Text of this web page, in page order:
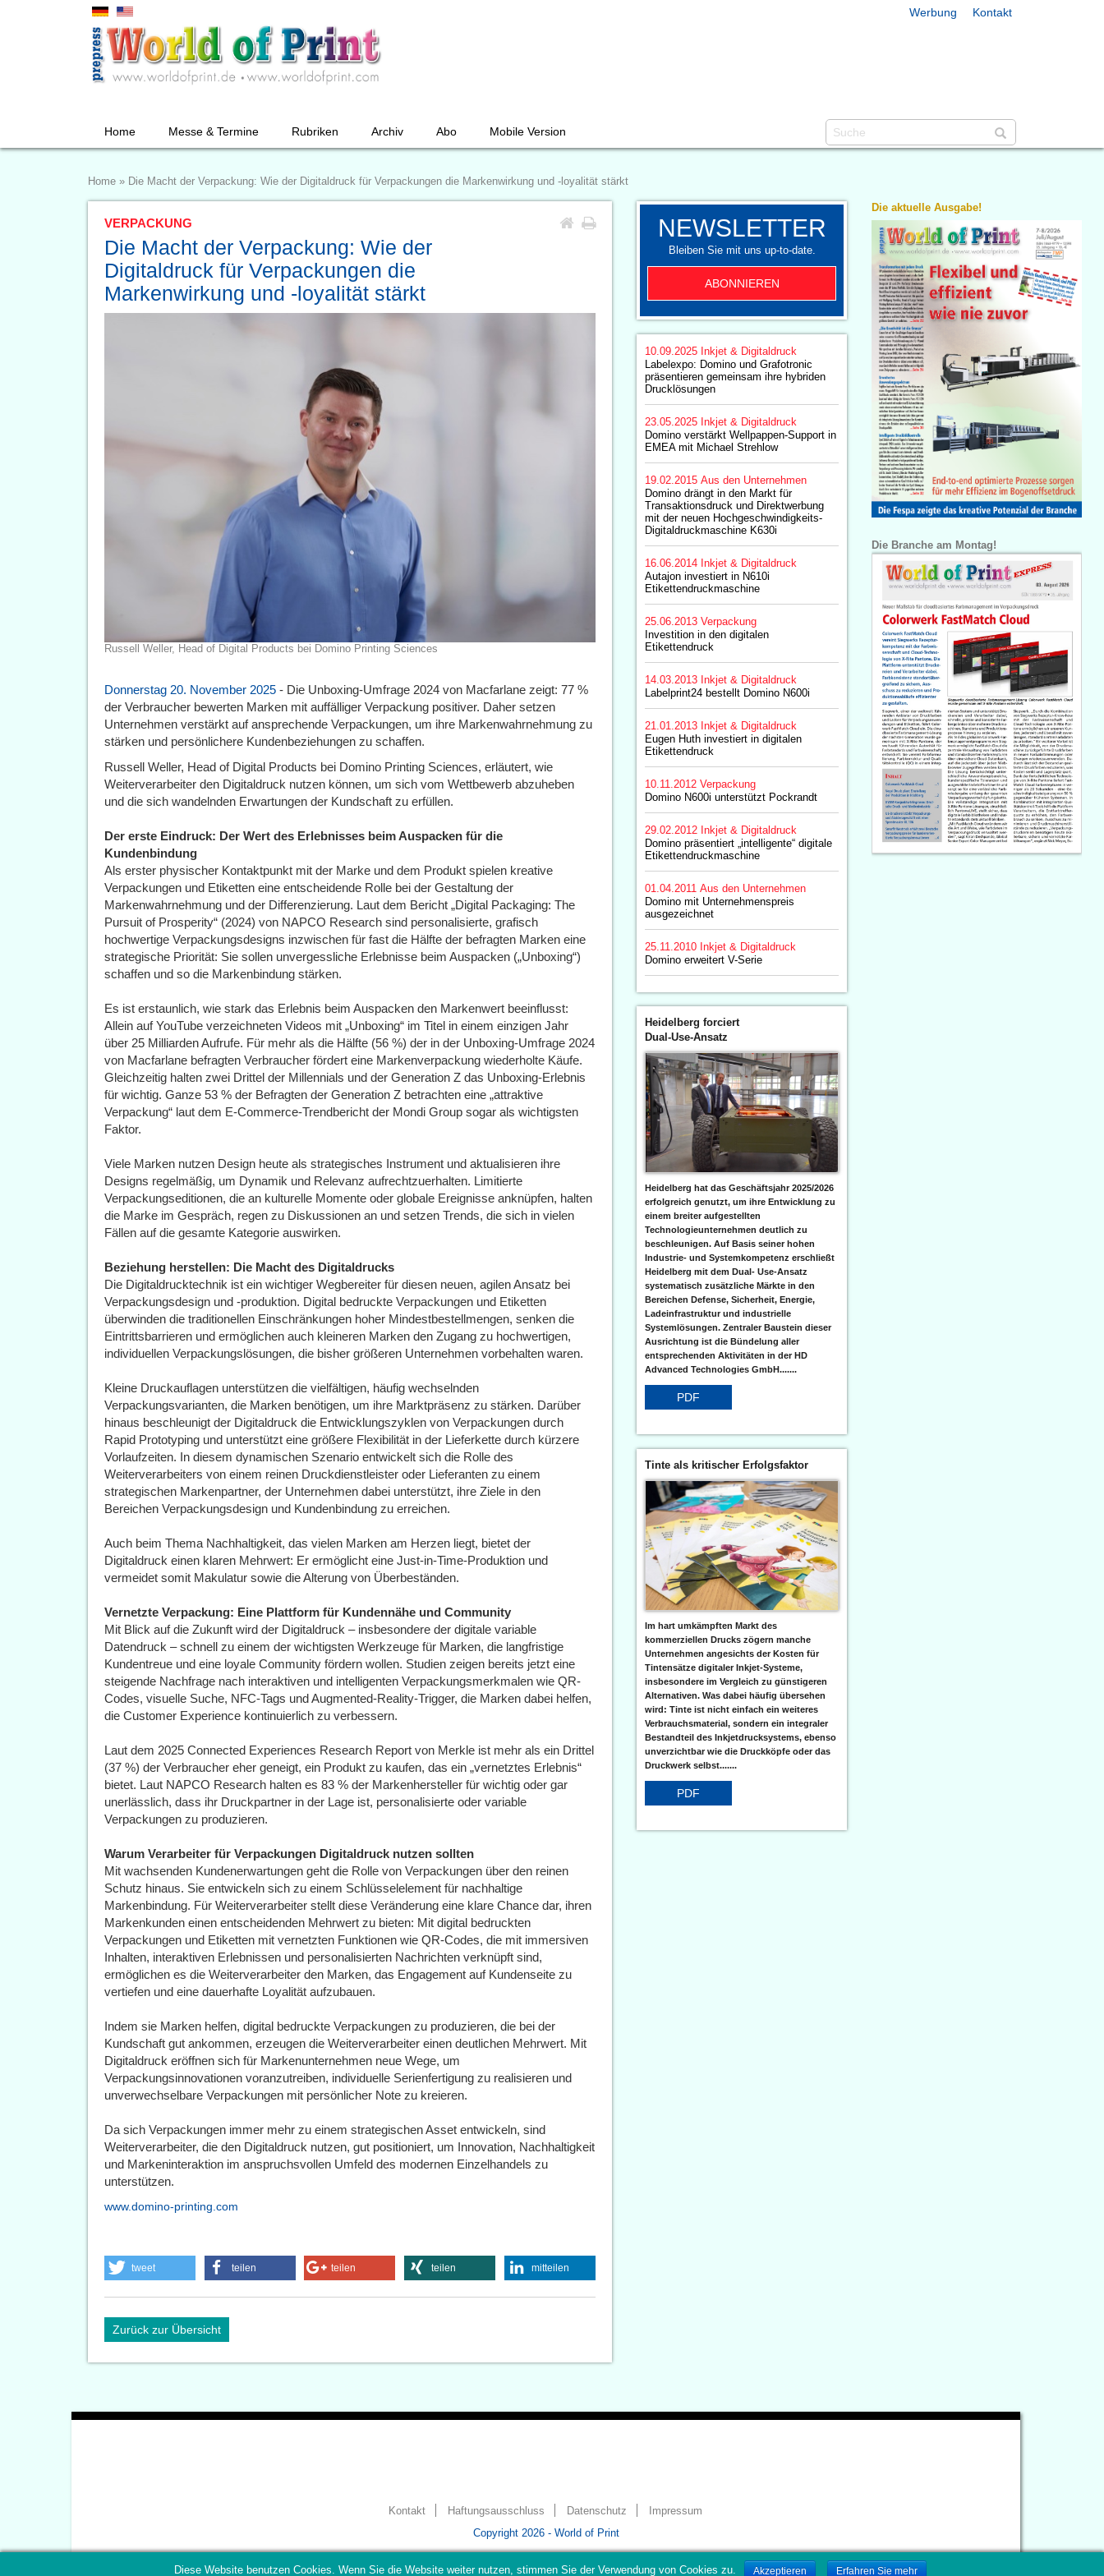
Werbung Kontakt
Home Messe & Termine Rubriken Archiv Abo Mobile Version
Home » Die Macht der Verpackung: Wie der Digitaldruck für Verpackungen die Markenwirkung und -loyalität stärkt
VERPACKUNG
Die Macht der Verpackung: Wie der
Digitaldruck für Verpackungen die
Markenwirkung und -loyalität stärkt
Russell Weller, Head of Digital Products bei Domino Printing Sciences
Donnerstag 20. November 2025 - Die Unboxing-Umfrage 2024 von Macfarlane zeigt: 77 %
der Verbraucher bewerten Marken mit auffälliger Verpackung positiver. Daher setzen
Unternehmen verstärkt auf ansprechende Verpackungen, um ihre Markenwahrnehmung zu
stärken und persönlichere Kundenbeziehungen zu schaffen.
Russell Weller, Head of Digital Products bei Domino Printing Sciences, erläutert, wie
Weiterverarbeiter den Digitaldruck nutzen können, um sich vom Wettbewerb abzuheben
und die sich wandelnden Erwartungen der Kundschaft zu erfüllen.
Der erste Eindruck: Der Wert des Erlebnisses beim Auspacken für die
Kundenbindung
Als erster physischer Kontaktpunkt mit der Marke und dem Produkt spielen kreative
Verpackungen und Etiketten eine entscheidende Rolle bei der Gestaltung der
Markenwahrnehmung und der Differenzierung. Laut dem Bericht „Digital Packaging: The
Pursuit of Prosperity“ (2024) von NAPCO Research sind personalisierte, grafisch
hochwertige Verpackungsdesigns inzwischen für fast die Hälfte der befragten Marken eine
strategische Priorität: Sie sollen unvergessliche Erlebnisse beim Auspacken („Unboxing“)
schaffen und so die Markenbindung stärken.
Es ist erstaunlich, wie stark das Erlebnis beim Auspacken den Markenwert beeinflusst:
Allein auf YouTube verzeichneten Videos mit „Unboxing“ im Titel in einem einzigen Jahr
über 25 Milliarden Aufrufe. Für mehr als die Hälfte (56 %) der in der Unboxing-Umfrage 2024
von Macfarlane befragten Verbraucher fördert eine Markenverpackung wiederholte Käufe.
Gleichzeitig halten zwei Drittel der Millennials und der Generation Z das Unboxing-Erlebnis
für wichtig. Ganze 53 % der Befragten der Generation Z betrachten eine „attraktive
Verpackung“ laut dem E-Commerce-Trendbericht der Mondi Group sogar als wichtigsten
Faktor.
Viele Marken nutzen Design heute als strategisches Instrument und aktualisieren ihre
Designs regelmäßig, um Dynamik und Relevanz aufrechtzuerhalten. Limitierte
Verpackungseditionen, die an kulturelle Momente oder globale Ereignisse anknüpfen, halten
die Marke im Gespräch, regen zu Diskussionen an und setzen Trends, die sich in vielen
Fällen auf die gesamte Kategorie auswirken.
Beziehung herstellen: Die Macht des Digitaldrucks
Die Digitaldrucktechnik ist ein wichtiger Wegbereiter für diesen neuen, agilen Ansatz bei
Verpackungsdesign und -produktion. Digital bedruckte Verpackungen und Etiketten
überwinden die traditionellen Einschränkungen hoher Mindestbestellmengen, senken die
Eintrittsbarrieren und ermöglichen auch kleineren Marken den Zugang zu hochwertigen,
individuellen Verpackungslösungen, die bisher größeren Unternehmen vorbehalten waren.
Kleine Druckauflagen unterstützen die vielfältigen, häufig wechselnden
Verpackungsvarianten, die Marken benötigen, um ihre Marktpräsenz zu stärken. Darüber
hinaus beschleunigt der Digitaldruck die Entwicklungszyklen von Verpackungen durch
Rapid Prototyping und unterstützt eine größere Flexibilität in der Lieferkette durch kürzere
Vorlaufzeiten. In diesem dynamischen Szenario entwickelt sich die Rolle des
Weiterverarbeiters von einem reinen Druckdienstleister oder Lieferanten zu einem
strategischen Markenpartner, der Unternehmen dabei unterstützt, ihre Ziele in den
Bereichen Verpackungsdesign und Kundenbindung zu erreichen.
Auch beim Thema Nachhaltigkeit, das vielen Marken am Herzen liegt, bietet der
Digitaldruck einen klaren Mehrwert: Er ermöglicht eine Just-in-Time-Produktion und
vermeidet somit Makulatur sowie die Alterung von Überbeständen.
Vernetzte Verpackung: Eine Plattform für Kundennähe und Community
Mit Blick auf die Zukunft wird der Digitaldruck – insbesondere der digitale variable
Datendruck – schnell zu einem der wichtigsten Werkzeuge für Marken, die langfristige
Kundentreue und eine loyale Community fördern wollen. Studien zeigen bereits jetzt eine
steigende Nachfrage nach interaktiven und intelligenten Verpackungsmerkmalen wie QR-
Codes, visuelle Suche, NFC-Tags und Augmented-Reality-Trigger, die Marken dabei helfen,
die Customer Experience kontinuierlich zu verbessern.
Laut dem 2025 Connected Experiences Research Report von Merkle ist mehr als ein Drittel
(37 %) der Verbraucher eher geneigt, ein Produkt zu kaufen, das ein „vernetztes Erlebnis“
bietet. Laut NAPCO Research halten es 83 % der Markenhersteller für wichtig oder gar
unerlässlich, dass ihr Druckpartner in der Lage ist, personalisierte oder variable
Verpackungen zu produzieren.
Warum Verarbeiter für Verpackungen Digitaldruck nutzen sollten
Mit wachsenden Kundenerwartungen geht die Rolle von Verpackungen über den reinen
Schutz hinaus. Sie entwickeln sich zu einem Schlüsselelement für nachhaltige
Markenbindung. Für Weiterverarbeiter stellt diese Veränderung eine klare Chance dar, ihren
Markenkunden einen entscheidenden Mehrwert zu bieten: Mit digital bedruckten
Verpackungen und Etiketten mit vernetzten Funktionen wie QR-Codes, die mit immersiven
Inhalten, interaktiven Erlebnissen und personalisierten Nachrichten verknüpft sind,
ermöglichen es die Weiterverarbeiter den Marken, das Engagement auf Kundenseite zu
vertiefen und eine dauerhafte Loyalität aufzubauen.
Indem sie Marken helfen, digital bedruckte Verpackungen zu produzieren, die bei der
Kundschaft gut ankommen, erzeugen die Weiterverarbeiter einen deutlichen Mehrwert. Mit
Digitaldruck eröffnen sich für Markenunternehmen neue Wege, um
Verpackungsinnovationen voranzutreiben, individuelle Serienfertigung zu realisieren und
unverwechselbare Verpackungen mit persönlicher Note zu kreieren.
Da sich Verpackungen immer mehr zu einem strategischen Asset entwickeln, sind
Weiterverarbeiter, die den Digitaldruck nutzen, gut positioniert, um Innovation, Nachhaltigkeit
und Markeninteraktion im anspruchsvollen Umfeld des modernen Einzelhandels zu
unterstützen.
www.domino-printing.com
tweet teilen teilen teilen mitteilen
Zurück zur Übersicht
NEWSLETTER
Bleiben Sie mit uns up-to-date.
ABONNIEREN
10.09.2025 Inkjet & Digitaldruck
Labelexpo: Domino und Grafotronic
präsentieren gemeinsam ihre hybriden
Drucklösungen
23.05.2025 Inkjet & Digitaldruck
Domino verstärkt Wellpappen-Support in
EMEA mit Michael Strehlow
19.02.2015 Aus den Unternehmen
Domino drängt in den Markt für
Transaktionsdruck und Direktwerbung
mit der neuen Hochgeschwindigkeits-
Digitaldruckmaschine K630i
16.06.2014 Inkjet & Digitaldruck
Autajon investiert in N610i
Etikettendruckmaschine
25.06.2013 Verpackung
Investition in den digitalen
Etikettendruck
14.03.2013 Inkjet & Digitaldruck
Labelprint24 bestellt Domino N600i
21.01.2013 Inkjet & Digitaldruck
Eugen Huth investiert in digitalen
Etikettendruck
10.11.2012 Verpackung
Domino N600i unterstützt Pockrandt
29.02.2012 Inkjet & Digitaldruck
Domino präsentiert „intelligente“ digitale
Etikettendruckmaschine
01.04.2011 Aus den Unternehmen
Domino mit Unternehmenspreis
ausgezeichnet
25.11.2010 Inkjet & Digitaldruck
Domino erweitert V-Serie
Heidelberg forciert
Dual-Use-Ansatz
Heidelberg hat das Geschäftsjahr 2025/2026
erfolgreich genutzt, um ihre Entwicklung zu
einem breiter aufgestellten
Technologieunternehmen deutlich zu
beschleunigen. Auf Basis seiner hohen
Industrie- und Systemkompetenz erschließt
Heidelberg mit dem Dual- Use-Ansatz
systematisch zusätzliche Märkte in den
Bereichen Defense, Sicherheit, Energie,
Ladeinfrastruktur und industrielle
Systemlösungen. Zentraler Baustein dieser
Ausrichtung ist die Bündelung aller
entsprechenden Aktivitäten in der HD
Advanced Technologies GmbH.......
PDF
Tinte als kritischer Erfolgsfaktor
Im hart umkämpften Markt des
kommerziellen Drucks zögern manche
Unternehmen angesichts der Kosten für
Tintensätze digitaler Inkjet-Systeme,
insbesondere im Vergleich zu günstigeren
Alternativen. Was dabei häufig übersehen
wird: Tinte ist nicht einfach ein weiteres
Verbrauchsmaterial, sondern ein integraler
Bestandteil des Inkjetdrucksystems, ebenso
unverzichtbar wie die Druckköpfe oder das
Druckwerk selbst.......
PDF
Die aktuelle Ausgabe!
Die Branche am Montag!
Kontakt Haftungsausschluss Datenschutz
Impressum
Copyright 2026 - World of Print
Diese Website benutzen Cookies. Wenn Sie die Website weiter nutzen, stimmen Sie der Verwendung von Cookies zu. Akzeptieren Erfahren Sie mehr